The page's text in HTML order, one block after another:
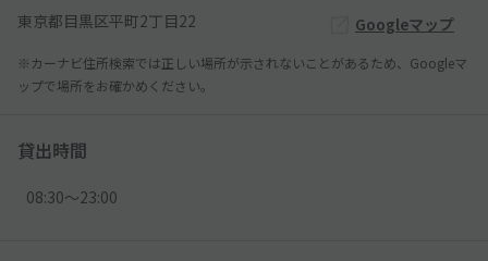
東京都目黒区平町2丁目22 Googleマップ
※カーナビ住所検索では正しい場所が示されないことがあるため、Googleマ
ップで場所をお確かめください。
貸出時間
08:30〜23:00